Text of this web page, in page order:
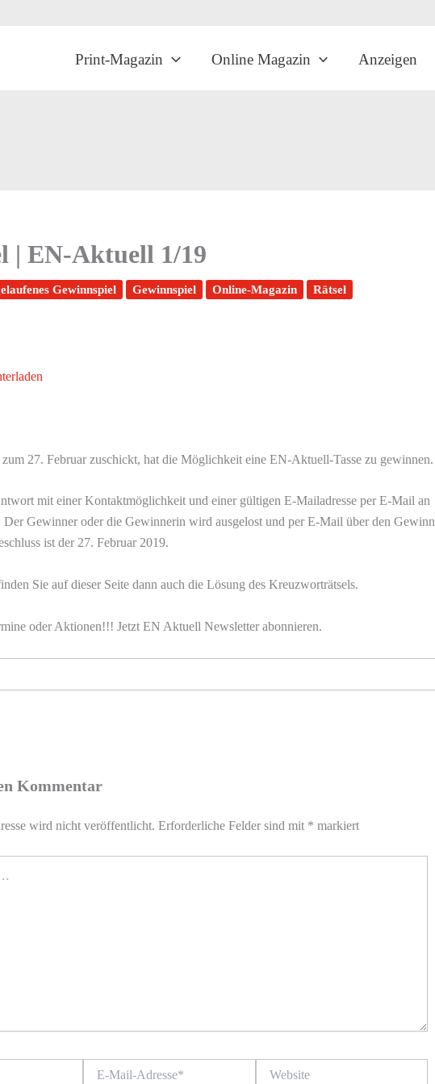
Print-Magazin Online Magazin Anzeigen
| EN-Aktuell 1/19
Gewinnspiel Gewinnspiel Online-Magazin Rätsel
27. Februar zuschickt, hat die Möglichkeit eine EN-Aktuell-Tasse zu gewinnen.
mit einer Kontaktmöglichkeit und einer gültigen E-Mailadresse per E-Mail an
Der Gewinner oder die Gewinnerin wird ausgelost und per E-Mail über den Gewinn
ist der 27. Februar 2019.
Sie auf dieser Seite dann auch die Lösung des Kreuzworträtsels.
oder Aktionen!!! Jetzt EN Aktuell Newsletter abonnieren.
Kommentar
wird nicht veröffentlicht. Erforderliche Felder sind mit * markiert